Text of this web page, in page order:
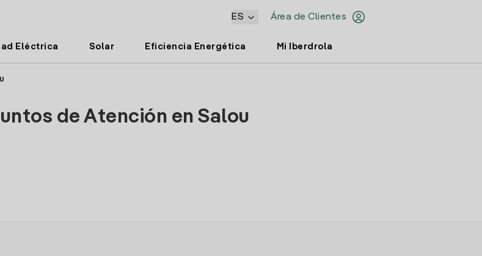
Área de Clientes
ES
Eléctrica Solar Eficiencia Energética Mi Iberdrola
de Atención en Salou